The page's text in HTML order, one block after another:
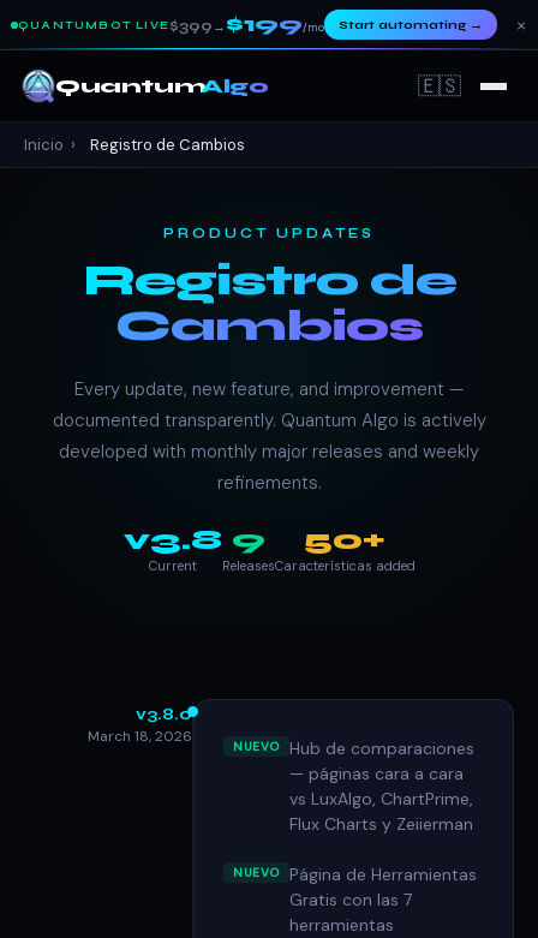
QUANTUMBOT LIVE $399 → $199/mo Start automating→ ×
QuantumAlgo 🇪🇸
Inicio › Registro de Cambios
PRODUCT UPDATES
Registro de
Cambios
Every update, new feature, and improvement —
documented transparently. Quantum Algo is actively
developed with monthly major releases and weekly
refinements.
v3.8
Current
9
Releases
50+
Características added
v3.8.0
March 18, 2026
NUEVO
Hub de comparaciones
— páginas cara a cara
vs LuxAlgo, ChartPrime,
Flux Charts y Zeiierman
NUEVO
Página de Herramientas
Gratis con las 7
herramientas